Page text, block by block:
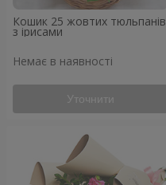
Кошик 25 жовтих тюльпанів
з ірисами
Немає в наявності
Уточнити